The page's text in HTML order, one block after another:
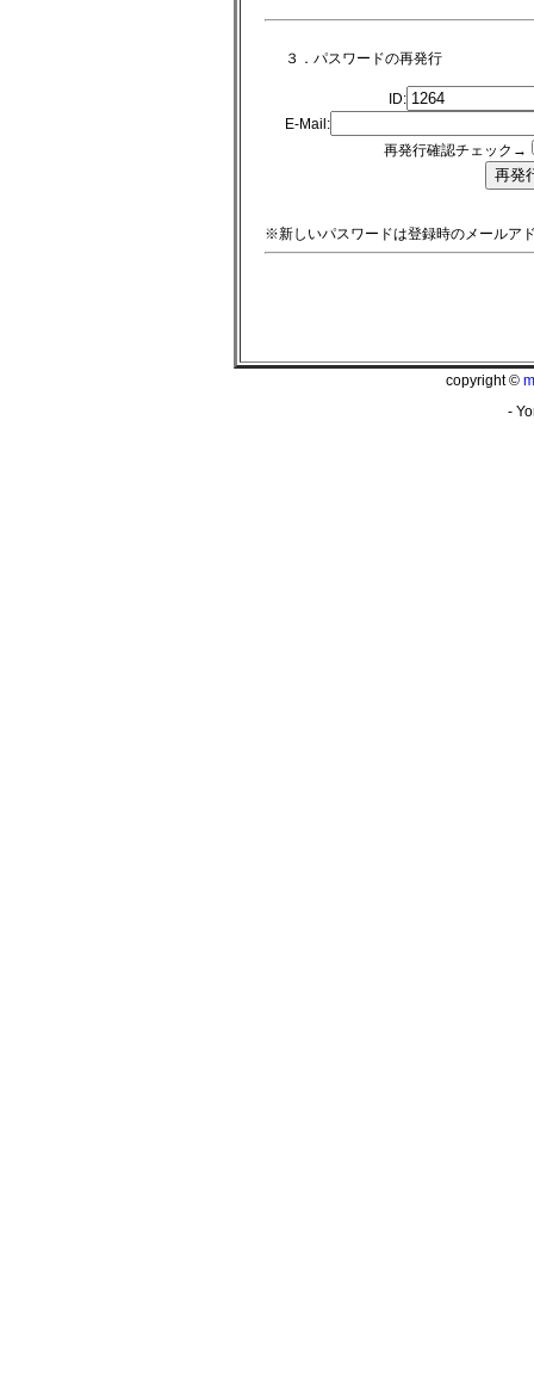
３．パスワードの再発行
ID:
E-Mail:
再発行確認チェック→
※新しいパスワードは登録時のメールア
copyright ©
-